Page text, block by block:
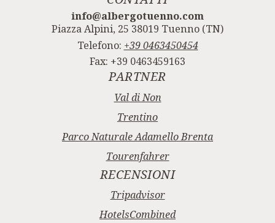
info@albergotuenno.com
Piazza Alpini, 25 38019 Tuenno (TN)
Telefono: +39 0463450454
Fax: +39 0463459163
PARTNER
Val di Non
Trentino
Parco Naturale Adamello Brenta
Tourenfahrer
RECENSIONI
Tripadvisor
HotelsCombined